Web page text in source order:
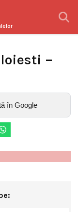
–
în Google